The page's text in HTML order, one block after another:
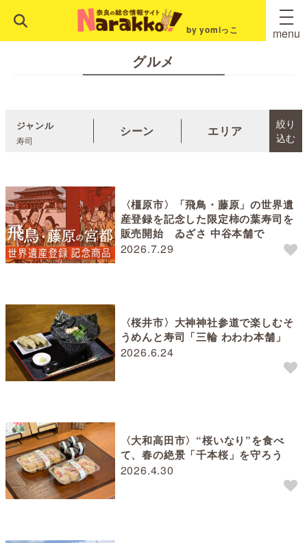
by yomiっこ menu
グルメ
ジャンル
寿司
シーン エリア
絞り
込む
2026.7.29
〈橿原市〉「飛鳥・藤原」の世界遺
産登録を記念した限定柿の葉寿司を
販売開始 ゐざさ 中谷本舗で
2026.6.24
〈桜井市〉大神神社参道で楽しむそ
うめんと寿司「三輪 わわわ本舗」
2026.4.30
〈大和高田市〉“桜いなり”を食べ
て、春の絶景「千本桜」を守ろう